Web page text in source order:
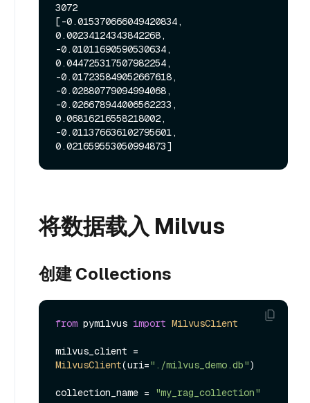
3072
[-0.015370666049420834,
0.00234124343842268,
-0.01011690590530634,
0.044725317507982254,
-0.017235849052667618,
-0.02880779094994068,
-0.026678944006562233,
0.06816216558218002,
-0.011376636102795601,
将数据载入 Milvus
创建 Collections
from pymilvus import MilvusClient
MilvusClient(uri="./milvus_demo.db")
collection_name = "my_rag_collection"